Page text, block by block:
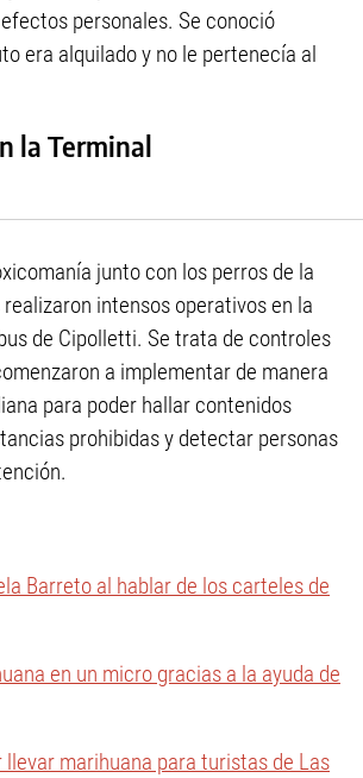
personales. Se conoció
era alquilado y no le pertenecía al
la Terminal
junto con los perros de la
realizaron intensos operativos en la
de Cipolletti. Se trata de controles
a implementar de manera
para poder hallar contenidos
prohibidas y detectar personas
Barreto al hablar de los carteles de
en un micro gracias a la ayuda de
llevar marihuana para turistas de Las